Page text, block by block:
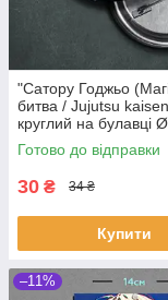
"Сатору Годжьо
битва / Jujutsu
круглий на булавці
Готово до відправки
30 ₴ 34 ₴
Купити
–11%